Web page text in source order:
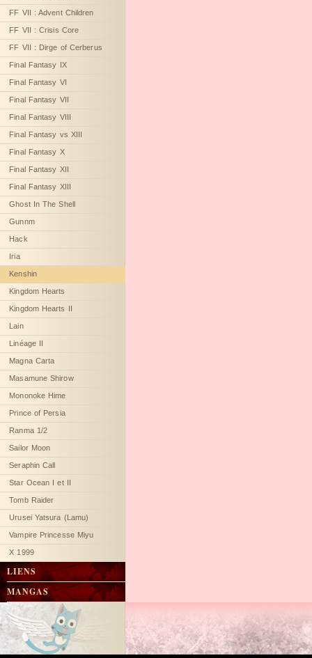
FF VII : Advent Children
FF VII : Crisis Core
FF VII : Dirge of Cerberus
Final Fantasy IX
Final Fantasy VI
Final Fantasy VII
Final Fantasy VIII
Final Fantasy vs XIII
Final Fantasy X
Final Fantasy XII
Final Fantasy XIII
Ghost In The Shell
Gunnm
Hack
Iria
Kenshin
Kingdom Hearts
Kingdom Hearts II
Lain
Linéage II
Magna Carta
Masamune Shirow
Mononoke Hime
Prince of Persia
Ranma 1/2
Sailor Moon
Seraphin Call
Star Ocean I et II
Tomb Raider
Urusei Yatsura (Lamu)
Vampire Princesse Miyu
X 1999
LIENS
MANGAS